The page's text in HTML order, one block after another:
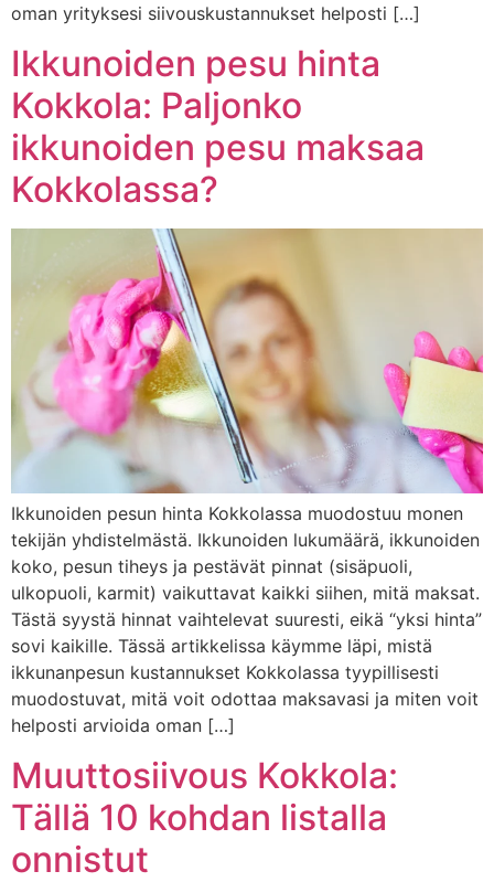
oman yrityksesi siivouskustannukset helposti […]
Ikkunoiden pesu hinta
Kokkola: Paljonko
ikkunoiden pesu maksaa
Kokkolassa?
Ikkunoiden pesun hinta Kokkolassa muodostuu monen
tekijän yhdistelmästä. Ikkunoiden lukumäärä, ikkunoiden
koko, pesun tiheys ja pestävät pinnat (sisäpuoli,
ulkopuoli, karmit) vaikuttavat kaikki siihen, mitä maksat.
Tästä syystä hinnat vaihtelevat suuresti, eikä “yksi hinta”
sovi kaikille. Tässä artikkelissa käymme läpi, mistä
ikkunanpesun kustannukset Kokkolassa tyypillisesti
muodostuvat, mitä voit odottaa maksavasi ja miten voit
helposti arvioida oman […]
Muuttosiivous Kokkola:
Tällä 10 kohdan listalla
onnistut